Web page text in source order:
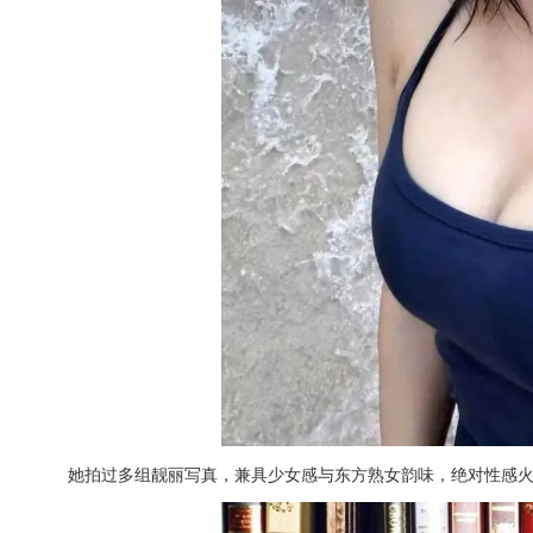
她拍过多组靓丽写真，兼具少女感与东方熟女韵味，绝对性感